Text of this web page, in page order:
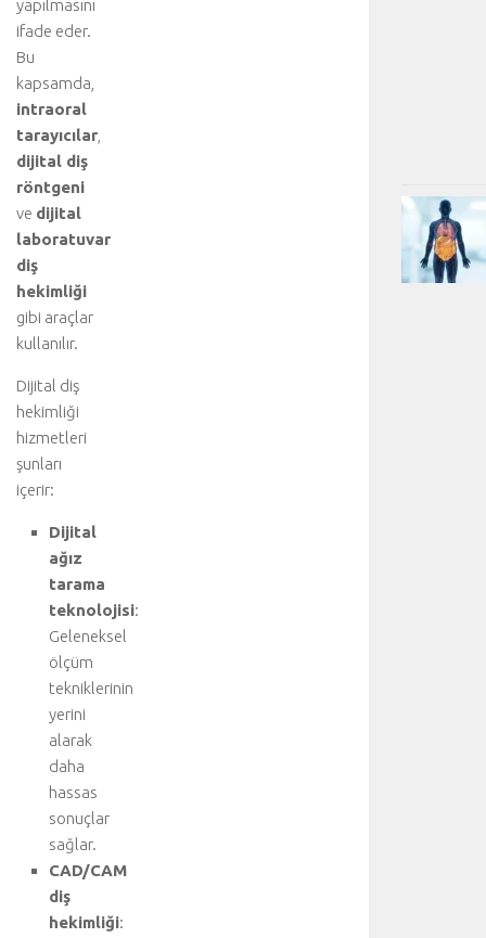
yapılmasını
ifade eder.
Bu
kapsamda,
intraoral
tarayıcılar
dijital diş
röntgeni
ve dijital
laboratuvar
diş
hekimliği
gibi araçlar
kullanılır.
Dijital diş
hekimliği
hizmetleri
şunları
içerir:
Dijital
ağız
tarama
teknolojisi:
Geleneksel
ölçüm
tekniklerinin
yerini
alarak
daha
hassas
sonuçlar
sağlar.
CAD/CAM
diş
hekimliği: